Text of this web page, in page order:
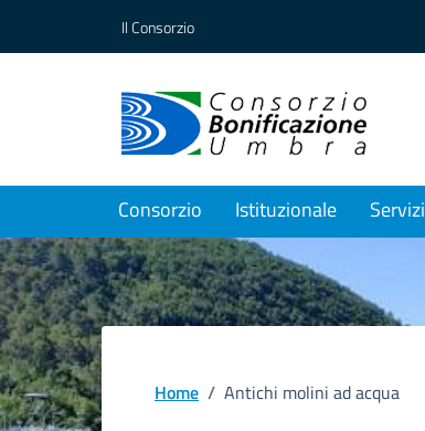
Il Consorzio
Consorzio Istituzionale Servizi
Home / Antichi molini ad acqua